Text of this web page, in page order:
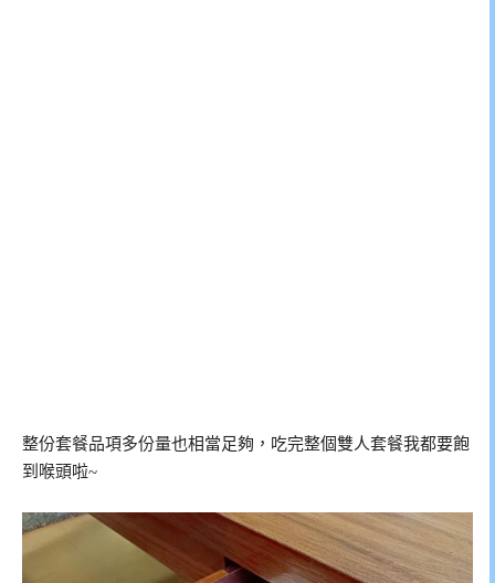
整份套餐品項多份量也相當足夠，吃完整個雙人套餐我都要飽
到喉頭啦~